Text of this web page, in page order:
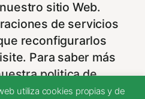
utiliza cookies propias y de
sitio Web.
de servicios
reconfigurarlos
Para saber más
politica de